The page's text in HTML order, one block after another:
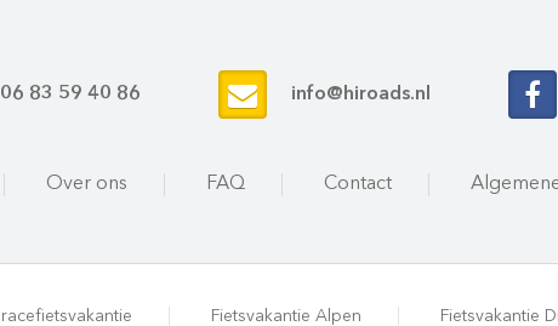
06 83 59 40 86 info@hiroads.nl
Over ons FAQ Contact
racefietsvakantie Fietsvakantie Alpen Fietsvakantie